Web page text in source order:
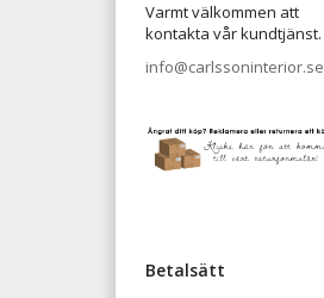
Varmt välkommen att
kontakta vår kundtjänst.
info@carlssoninterior.se
Betalsätt